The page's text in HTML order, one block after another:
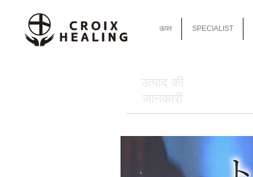
ऊपर SPECIALIST
उत्पाद की
जानकारी